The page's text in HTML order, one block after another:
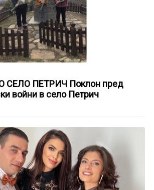
СЕЛО ПЕТРИЧ Поклон пред
войни в село Петрич